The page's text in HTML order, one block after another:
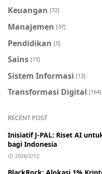
Keuangan [72]
Manajemen [37]
Pendidikan [5]
Sains [15]
Sistem Informasi [13]
Transformasi Digital [164]
RECENT POST
Inisiatif J-PAL: Riset AI
bagi Indonesia
2026/2/12